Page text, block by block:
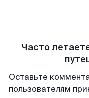
Часто
Оставьте
пользователям